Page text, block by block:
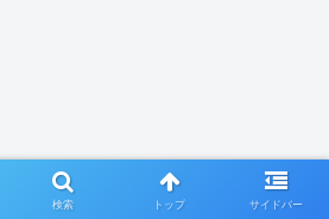
検索 トップ サイドバー